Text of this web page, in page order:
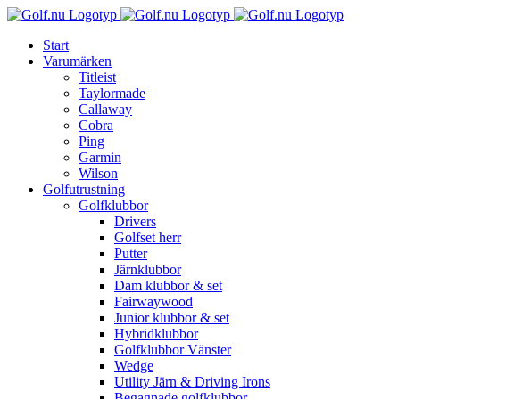
Fortsätt
innehållet
Start
Varumärken
Titleist
Taylormade
Callaway
Cobra
Ping
Garmin
Wilson
Golfutrustning
Golfklubbor
Drivers
Golfset herr
Putter
Järnklubbor
Dam klubbor & set
Fairwaywood
Junior klubbor & set
Hybridklubbor
Golfklubbor Vänster
Wedge
Utility Järn & Driving Irons